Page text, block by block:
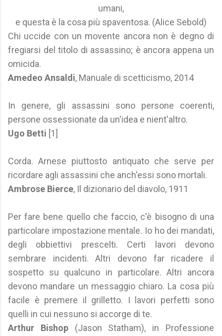
umani,
e questa è la cosa più spaventosa. (Alice Sebold)
Chi uccide con un movente ancora non è degno di
fregiarsi del titolo di assassino; è ancora appena un
omicida.
Amedeo Ansaldi, Manuale di scetticismo, 2014
In genere, gli assassini sono persone coerenti,
persone ossessionate da un'idea e nient'altro.
Ugo Betti [1]
Corda. Arnese piuttosto antiquato che serve per
ricordare agli assassini che anch'essi sono mortali.
Ambrose Bierce, Il dizionario del diavolo, 1911
Per fare bene quello che faccio, c'è bisogno di una
particolare impostazione mentale. Io ho dei mandati,
degli obbiettivi prescelti. Certi lavori devono
sembrare incidenti. Altri devono far ricadere il
sospetto su qualcuno in particolare. Altri ancora
devono mandare un messaggio chiaro. La cosa più
facile è premere il grilletto. I lavori perfetti sono
quelli in cui nessuno si accorge di te.
Arthur Bishop(Jason Statham), in Professione